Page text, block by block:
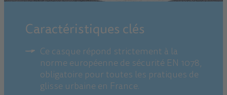
Caractéristiques clés
Ce casque répond strictement à la
norme européenne de sécurité EN 1078,
obligatoire pour toutes les pratiques de
glisse urbaine en France.